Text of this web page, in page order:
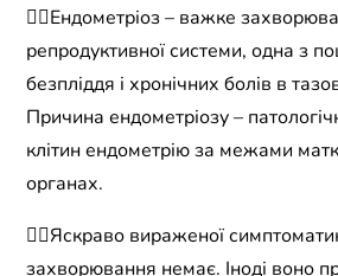
👉🏻Ендометріоз – важке
репродуктивної системи, одна з
безпліддя і хронічних болів в
Причина ендометріозу –
клітин ендометрію за межами
органах.
☝🏻Яскраво вираженої
захворювання немає. Іноді воно